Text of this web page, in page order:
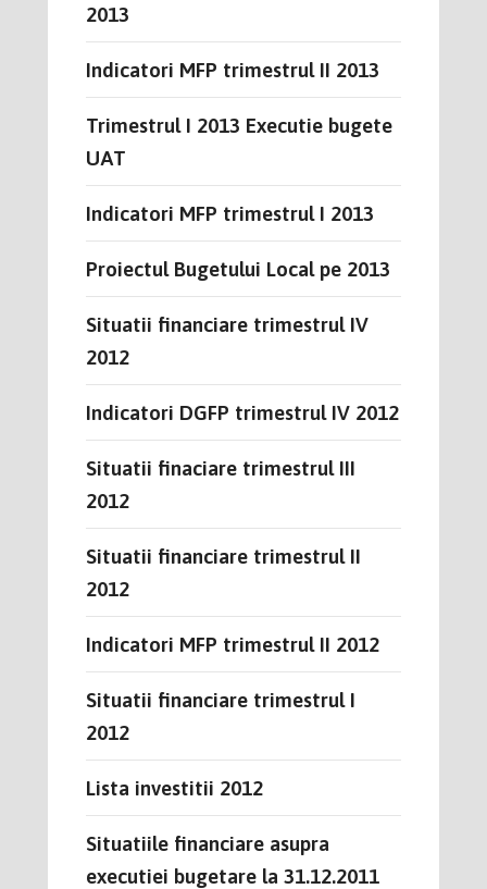
2013
Indicatori MFP trimestrul II 2013
Trimestrul I 2013 Executie bugete
UAT
Indicatori MFP trimestrul I 2013
Proiectul Bugetului Local pe 2013
Situatii financiare trimestrul IV
2012
Indicatori DGFP trimestrul IV 2012
Situatii finaciare trimestrul III
2012
Situatii financiare trimestrul II
2012
Indicatori MFP trimestrul II 2012
Situatii financiare trimestrul I
2012
Lista investitii 2012
Situatiile financiare asupra
executiei bugetare la 31.12.2011